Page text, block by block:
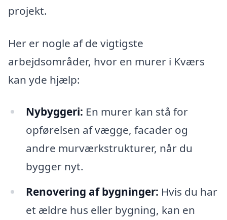
projekt.
Her er nogle af de vigtigste
arbejdsområder, hvor en murer i Kværs
kan yde hjælp:
Nybyggeri: En murer kan stå for
opførelsen af vægge, facader og
andre murværkstrukturer, når du
bygger nyt.
Renovering af bygninger: Hvis du har
et ældre hus eller bygning, kan en